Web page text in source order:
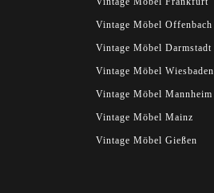
Vintage Möbel Offenbach
Vintage Möbel Darmstadt
Vintage Möbel Wiesbaden
Vintage Möbel Mannheim
Vintage Möbel Mainz
Vintage Möbel Gießen